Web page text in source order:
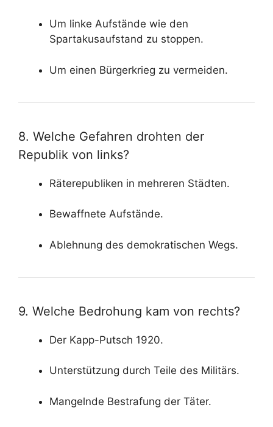
Um linke Aufstände wie den
Spartakusaufstand zu stoppen.
Um einen Bürgerkrieg zu vermeiden.
8. Welche Gefahren drohten der
Republik von links?
Räterepubliken in mehreren Städten.
Bewaffnete Aufstände.
Ablehnung des demokratischen Wegs.
9. Welche Bedrohung kam von rechts?
Der Kapp-Putsch 1920.
Unterstützung durch Teile des Militärs.
Mangelnde Bestrafung der Täter.